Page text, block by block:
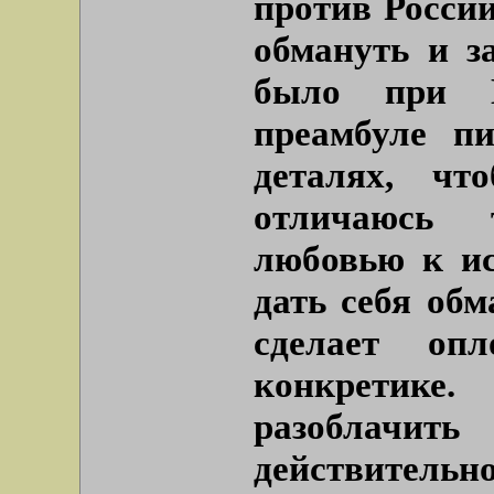
обмануть и
было при
преамбуле
деталях,
отличаюсь
любовью к
дать себя
сделает